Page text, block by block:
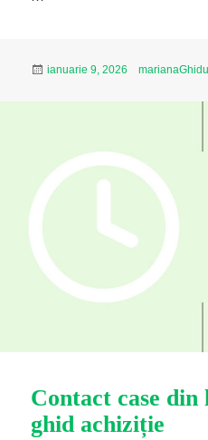
Publicat
pe
ianuarie 9, 2026 Autor
mariana
Contact case
ghid achiziție